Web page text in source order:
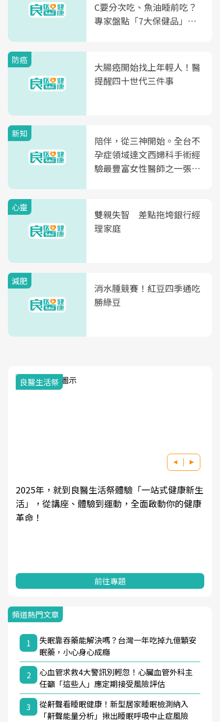
C要分次吃、魚油睡前吃？
專家盤點「7大保健品」的
防癌
大腸癌開始找上年輕人！醫
提醒四十世代三件事
新知
陪伴，從三神開始。全台不
孕症領域達文西婦科手術經
驗最豐富女性醫師之一張永
光田醫院建構360度女性健
康照護生態圈
心靈
雙親失智 差點拖垮銀行經
理家庭
減肥
消水腫競賽！紅豆四季通吃
勝綠豆
我與健康韌性的距離
良醫健康網從「換季的身體變化」出發，透過醫
學觀點與日常感受的對話，建立對亞健康的認
知，進而引導實際的改善行動。
前往專題
頻道熱門文章
1
失眠靠吞藥能解決嗎？台灣一年吃掉九億顆安
眠藥，小心身心成癮
2
心血管求救4大警訊別輕忽！心臟血管外科主
任籲「這些人」應定期接受風險評估
3
從鼾聲看睡眠健康！新型居家睡眠檢測納入
「鼾聲能量分析」揪出睡眠呼吸中止症風險